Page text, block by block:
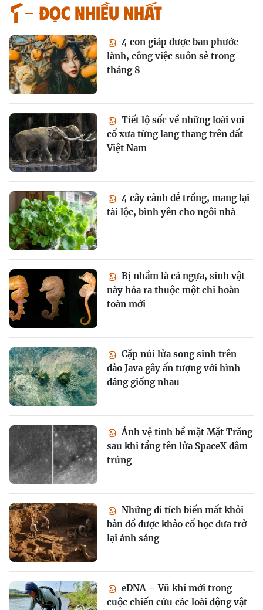
Đọc nhiều nhất
4 con giáp được ban phước
lành, công việc suôn sẻ trong
tháng 8
Tiết lộ sốc về những loài voi
cổ xưa từng lang thang trên đất
Việt Nam
4 cây cảnh dễ trồng, mang lại
tài lộc, bình yên cho ngôi nhà
Bị nhầm là cá ngựa, sinh vật
này hóa ra thuộc một chi hoàn
toàn mới
Cặp núi lửa song sinh trên
đảo Java gây ấn tượng với hình
dáng giống nhau
Ảnh vệ tinh bề mặt Mặt Trăng
sau khi tầng tên lửa SpaceX đâm
trúng
Những di tích biến mất khỏi
bản đồ được khảo cổ học đưa trở
lại ánh sáng
eDNA – Vũ khí mới trong
cuộc chiến cứu các loài động vật